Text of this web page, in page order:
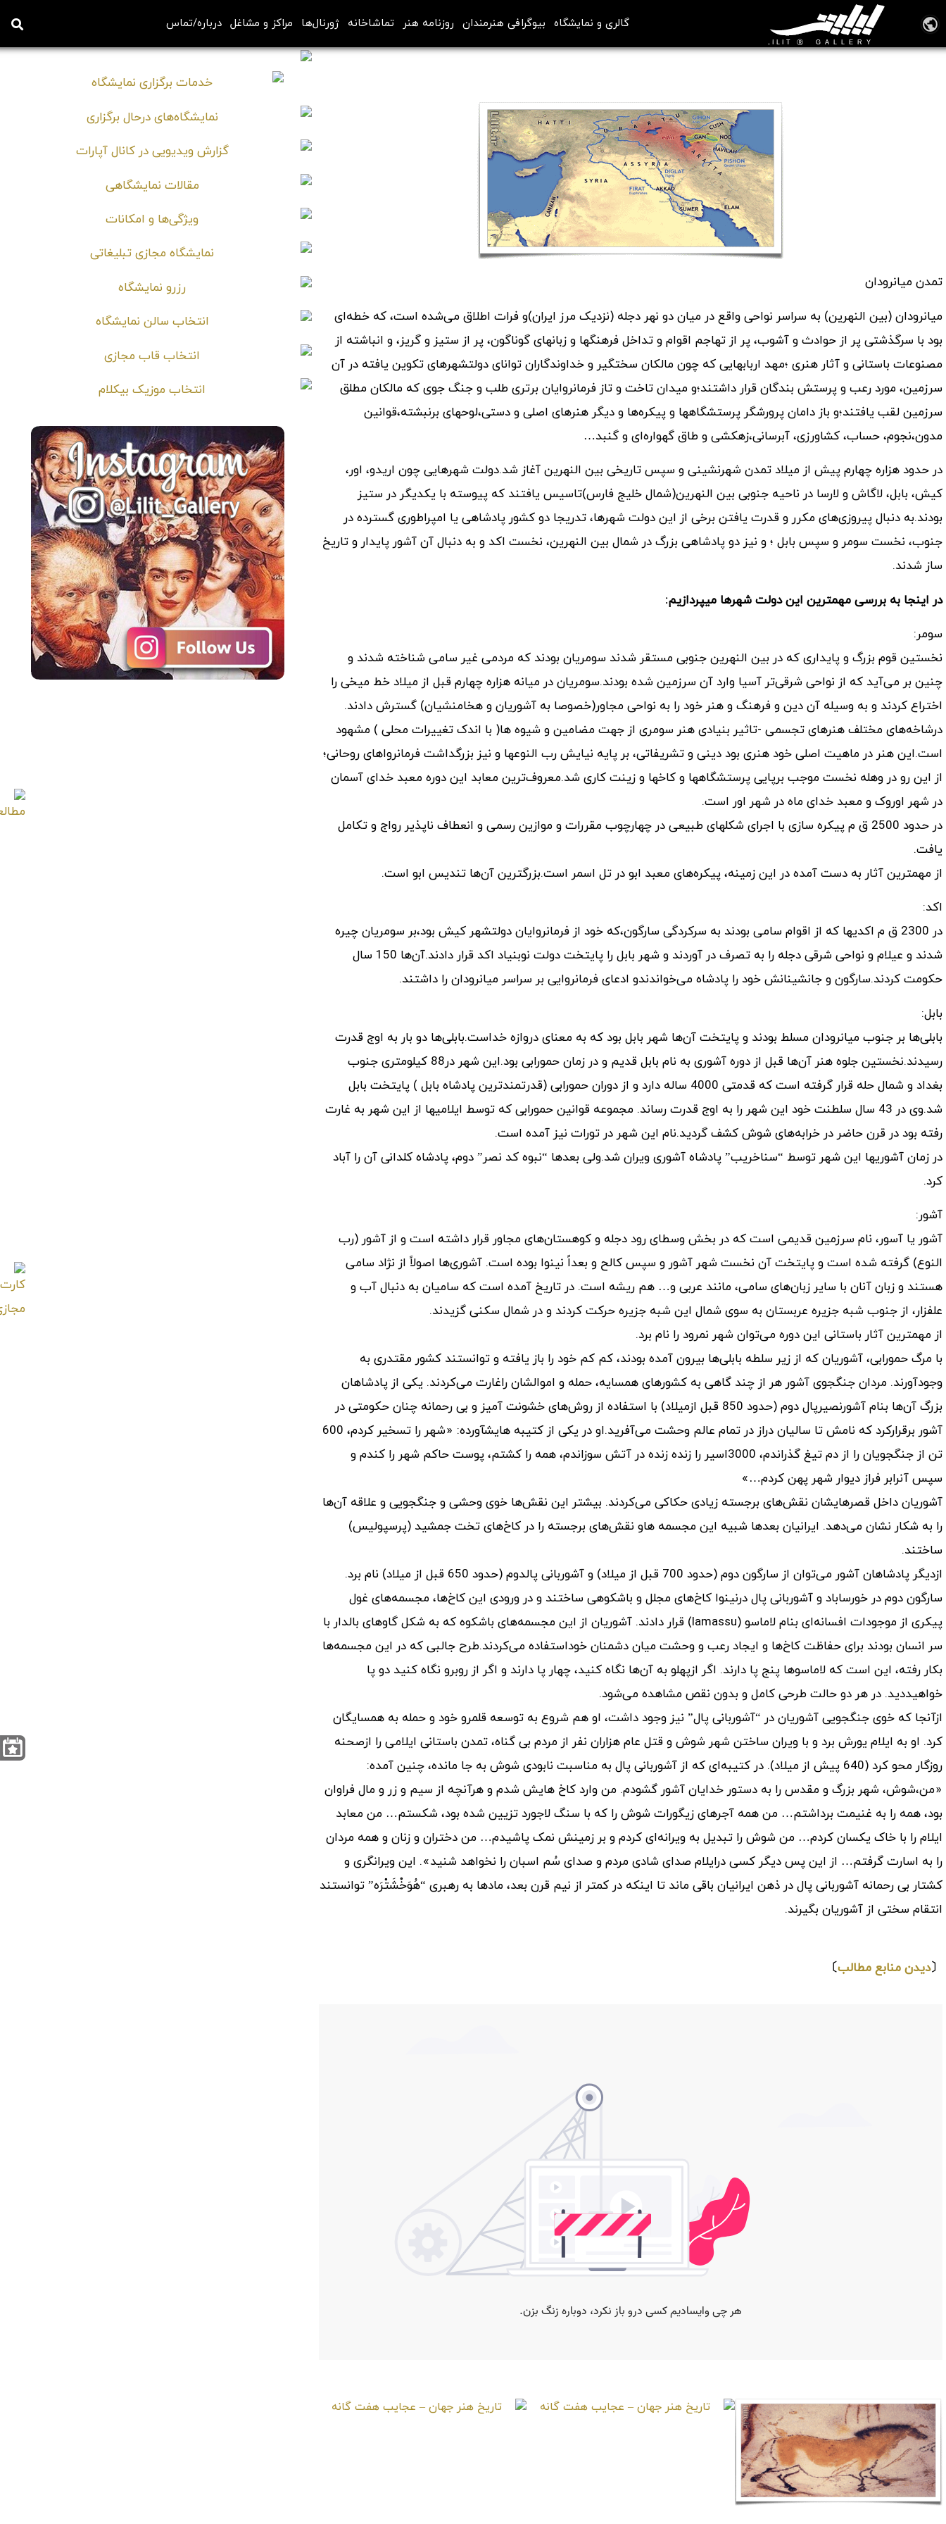
گالری و نمایشگاه بیوگرافی هنرمندان روزنامه هنر تماشاخانه ژورنال‌ها مراکز و مشاغل درباره/تماس
تاریخ هنر جهان – تمدن میانرودان
تمدن میانرودان
میانرودان (بین النهرین) به سراسر نواحی واقع در میان دو نهر دجله (نزدیک مرز ایران)و فرات اطلاق می‌شده است، که خطه‌ای
بود با سرگذشتی پر از حوادث و آشوب، پر از تهاجم اقوام و تداخل فرهنگها و زبانهای گوناگون، پر از ستیز و گریز، و انباشته از
مصنوعات باستانی و آثار هنری ؛مهد اربابهایی که چون مالکان سختگیر و خداوندگاران توانای دولتشهرهای تکوین یافته در آن
سرزمین، مورد رعب و پرستش بندگان قرار داشتند؛و میدان تاخت و تاز فرمانروایان برتری طلب و جنگ جوی که مالکان مطلق
سرزمین لقب یافتند؛و باز دامان پرورشگر پرستشگاهها و پیکره‌ها و دیگر هنرهای اصلی و دستی،لوحهای برنبشته،قوانین
مدون،نجوم، حساب، کشاورزی، آبرسانی،زهکشی و طاق گهواره‌ای و گنبد…
در حدود هزاره چهارم پیش از میلاد تمدن شهرنشینی و سپس تاریخی بین النهرین آغاز شد.دولت شهرهایی چون اریدو، اور،
کیش، بابل، لاگاش و لارسا در ناحیه جنوبی بین النهرین(شمال خلیج فارس)تاسیس یافتند که پیوسته با یکدیگر در ستیز
بودند.به دنبال پیروزی‌های مکرر و قدرت یافتن برخی از این دولت شهرها، تدریجا دو کشور پادشاهی یا امپراطوری گسترده در
جنوب، نخست سومر و سپس بابل ؛ و نیز دو پادشاهی بزرگ در شمال بین النهرین، نخست اکد و به دنبال آن آشور پایدار و تاریخ
ساز شدند.
در اینجا به بررسی مهمترین این دولت شهرها میپردازیم:
سومر:
نخستین قوم بزرگ و پایداری که در بین النهرین جنوبی مستقر شدند سومریان بودند که مردمی غیر سامی شناخته شدند و
چنین بر می‌آید که از نواحی شرقی‌تر آسیا وارد آن سرزمین شده بودند.سومریان در میانه هزاره چهارم قبل از میلاد خط میخی را
اختراع کردند و به وسیله آن دین و فرهنگ و هنر خود را به نواحی مجاور(خصوصا به آشوریان و هخامنشیان) گسترش دادند.
درشاخه‌های مختلف هنرهای تجسمی -تاثیر بنیادی هنر سومری از جهت مضامین و شیوه ها( با اندک تغییرات محلی ) مشهود
است.این هنر در ماهیت اصلی خود هنری بود دینی و تشریفاتی، بر پایه نیایش رب النوعها و نیز بزرگداشت فرمانرواهای روحانی؛
از این رو در وهله نخست موجب برپایی پرستشگاهها و کاخها و زینت کاری شد.معروف‌ترین معابد این دوره معبد خدای آسمان
در شهر اوروک و معبد خدای ماه در شهر اور است.
در حدود 2500 ق م پیکره سازی با اجرای شکلهای طبیعی در چهارچوب مقررات و موازین رسمی و انعطاف ناپذیر رواج و تکامل
یافت.
از مهمترین آثار به دست آمده در این زمینه، پیکره‌های معبد ابو در تل اسمر است.بزرگترین آن‌ها تندیس ابو است.
اکد:
در 2300 ق م اکدیها که از اقوام سامی بودند به سرکردگی سارگون،که خود از فرمانروایان دولتشهر کیش بود،بر سومریان چیره
شدند و عیلام و نواحی شرقی دجله را به تصرف در آوردند و شهر بابل را پایتخت دولت نوبنیاد اکد قرار دادند.آن‌ها 150 سال
حکومت کردند.سارگون و جانشینانش خود را پادشاه می‌خواندندو ادعای فرمانروایی بر سراسر میانرودان را داشتند.
بابل:
بابلی‌ها بر جنوب میانرودان مسلط بودند و پایتخت آن‌ها شهر بابل بود که به معنای دروازه خداست.بابلی‌ها دو بار به اوج قدرت
رسیدند.نخستین جلوه هنر آن‌ها قبل از دوره آشوری به نام بابل قدیم و در زمان حمورابی بود.این شهر در88 کیلومتری جنوب
بغداد و شمال حله قرار گرفته است که قدمتی 4000 ساله دارد و از دوران حمورابی (قدرتمندترین پادشاه بابل ) پایتخت بابل
شد.وی در 43 سال سلطنت خود این شهر را به اوج قدرت رساند. مجموعه قوانین حمورابی که توسط ایلامیها از این شهر به غارت
رفته بود در قرن حاضر در خرابه‌های شوش کشف گردید.نام این شهر در تورات نیز آمده است.
در زمان آشوریها این شهر توسط “سناخریب” پادشاه آشوری ویران شد.ولی بعدها “نبوه کد نصر” دوم، پادشاه کلدانی آن را آباد
کرد.
آشور:
آشور یا آسور، نام سرزمین قدیمی است که در بخش وسطای رود دجله و کوهستان‌های مجاور قرار داشته است و از آشور (رب
النوع) گرفته شده است و پایتخت آن نخست شهر آشور و سپس کالح و بعداً نینوا بوده است. آشوری‌ها اصولاً از نژاد سامی
هستند و زبان آنان با سایر زبان‌های سامی، مانند عربی و… هم ریشه است. در تاریخ آمده است که سامیان به دنبال آب و
علفزار، از جنوب شبه جزیره عربستان به سوی شمال این شبه جزیره حرکت کردند و در شمال سکنی گزیدند.
از مهمترین آثار باستانی این دوره می‌توان شهر نمرود را نام برد.
با مرگ حمورابی، آشوریان که از زیر سلطه بابلی‌ها بیرون آمده بودند، کم کم خود را باز یافته و توانستند کشور مقتدری به
وجودآورند. مردان جنگجوی آشور هر از چند گاهی به کشور‌های همسایه، حمله و اموالشان راغارت می‌کردند. یکی از پادشاهان
بزرگ آن‌ها بنام آشورنصیرپال دوم (حدود 850 قبل ازمیلاد) با استفاده از روش‌های خشونت آمیز و بی رحمانه چنان حکومتی در
آشور برقرارکرد که نامش تا سالیان دراز در تمام عالم وحشت می‌آفرید.او در یکی از کتیبه هایشآورده: «شهر را تسخیر کردم، 600
تن از جنگجویان را از دم تیغ گذراندم، 3000اسیر را زنده زنده در آتش سوزاندم، همه را کشتم، پوست حاکم شهر را کندم و
سپس آنرابر فراز دیوار شهر پهن کردم…»
آشوریان داخل قصرهایشان نقش‌های برجسته زیادی حکاکی می‌کردند. بیشتر این نقش‌ها خوی وحشی و جنگجویی و علاقه آن‌ها
را به شکار نشان می‌دهد. ایرانیان بعدها شبیه این مجسمه هاو نقش‌های برجسته را در کاخ‌های تخت جمشید (پرسپولیس)
ساختند.
ازدیگر پادشاهان آشور می‌توان از سارگون دوم (حدود 700 قبل از میلاد) و آشوربانی پالدوم (حدود 650 قبل از میلاد) نام برد.
سارگون دوم در خورساباد و آشوربانی پال درنینوا کاخ‌های مجلل و باشکوهی ساختند و در ورودی این کاخ‌ها، مجسمه‌های غول
پیکری از موجودات افسانه‌ای بنام لاماسو (lamassu) قرار دادند. آشوریان از این مجسمه‌های باشکوه که به شکل گاو‌های بالدار با
سر انسان بودند برای حفاظت کاخ‌ها و ایجاد رعب و وحشت میان دشمنان خوداستفاده می‌کردند.طرح جالبی که در این مجسمه‌ها
بکار رفته، این است که لاماسو‌ها پنج پا دارند. اگر ازپهلو به آن‌ها نگاه کنید، چهار پا دارند و اگر از روبرو نگاه کنید دو پا
خواهیددید. در هر دو حالت طرحی کامل و بدون نقص مشاهده می‌شود.
ازآنجا که خوی جنگجویی آشوریان در “آشوربانی پال” نیز وجود داشت، او هم شروع به توسعه قلمرو خود و حمله به همسایگان
کرد. او به ایلام یورش برد و با ویران ساختن شهر شوش و قتل عام هزاران نفر از مردم بی گناه، تمدن باستانی ایلامی را ازصحنه
روزگار محو کرد (640 پیش از میلاد). در کتیبه‌ای که از آشوربانی پال به مناسبت نابودی شوش به جا مانده، چنین آمده:
«من،شوش، شهر بزرگ و مقدس را به دستور خدایان آشور گشودم. من وارد کاخ هایش شدم و هرآنچه از سیم و زر و مال فراوان
بود، همه را به غنیمت برداشتم… من همه آجرهای زیگورات شوش را که با سنگ لاجورد تزیین شده بود، شکستم… من معابد
ایلام را با خاک یکسان کردم… من شوش را تبدیل به ویرانه‌ای کردم و بر زمینش نمک پاشیدم… من دختران و زنان و همه مردان
را به اسارت گرفتم… از این پس دیگر کسی درایلام صدای شادی مردم و صدای سُم اسبان را نخواهد شنید». این ویرانگری و
کشتار بی رحمانه آشوربانی پال در ذهن ایرانیان باقی ماند تا اینکه در کمتر از نیم قرن بعد، مادها به رهبری “هُوَخْشَتْرَه” توانستند
انتقام سختی از آشوریان بگیرند.
〔دیدن منابع مطالب〕